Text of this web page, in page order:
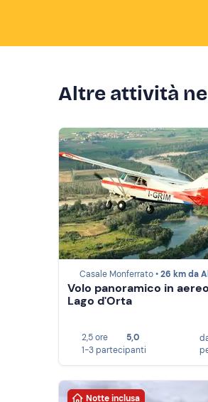
Altre attività
Casale Monferrato •26 km da
Volo panoramico in
Lago d'Orta
2,5 ore
5,0
1-3 partecipanti
Notte inclusa